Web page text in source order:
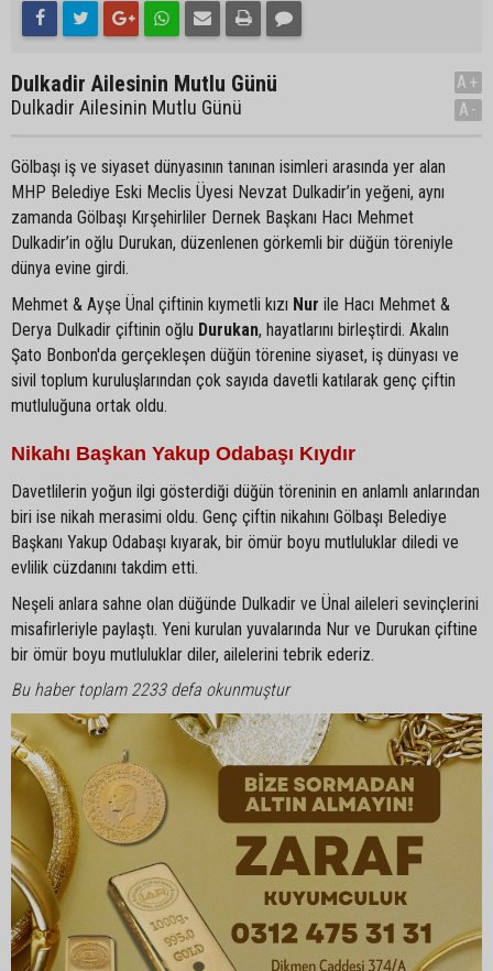
Dulkadir Ailesinin Mutlu Günü
Dulkadir Ailesinin Mutlu Günü
A+
A-
Gölbaşı iş ve siyaset dünyasının tanınan isimleri arasında yer alan
MHP Belediye Eski Meclis Üyesi Nevzat Dulkadir’in yeğeni, aynı
zamanda Gölbaşı Kırşehirliler Dernek Başkanı Hacı Mehmet
Dulkadir’in oğlu Durukan, düzenlenen görkemli bir düğün töreniyle
dünya evine girdi.
Mehmet & Ayşe Ünal çiftinin kıymetli kızı Nur ile Hacı Mehmet &
Derya Dulkadir çiftinin oğlu Durukan, hayatlarını birleştirdi. Akalın
Şato Bonbon'da gerçekleşen düğün törenine siyaset, iş dünyası ve
sivil toplum kuruluşlarından çok sayıda davetli katılarak genç çiftin
mutluluğuna ortak oldu.
Nikahı Başkan Yakup Odabaşı Kıydır
Davetlilerin yoğun ilgi gösterdiği düğün töreninin en anlamlı anlarından
biri ise nikah merasimi oldu. Genç çiftin nikahını Gölbaşı Belediye
Başkanı Yakup Odabaşı kıyarak, bir ömür boyu mutluluklar diledi ve
evlilik cüzdanını takdim etti.
Neşeli anlara sahne olan düğünde Dulkadir ve Ünal aileleri sevinçlerini
misafirleriyle paylaştı. Yeni kurulan yuvalarında Nur ve Durukan çiftine
bir ömür boyu mutluluklar diler, ailelerini tebrik ederiz.
Bu haber toplam 2233 defa okunmuştur